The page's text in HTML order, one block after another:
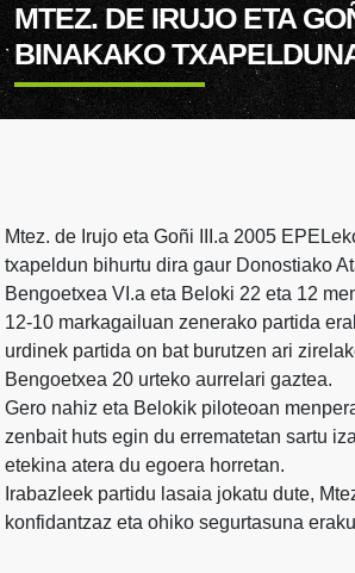
MTEZ. DE IRUJO ETA
BINAKAKO
Mtez. de Irujo eta Goñi III.a 2005
txapeldun bihurtu dira gaur Donostiako
Bengoetxea VI.a eta Beloki 22 eta 12
12-10 markagailuan zenerako partida
urdinek partida on bat burutzen ari
Bengoetxea 20 urteko aurrelari gaztea.
Gero nahiz eta Belokik piloteoan
zenbait huts egin du errematetan sartu
etekina atera du egoera horretan.
Irabazleek partidu lasaia jokatu dute,
konfidantzaz eta ohiko segurtasuna